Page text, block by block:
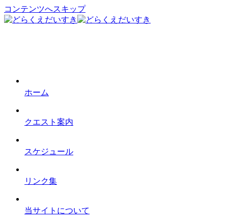
コンテンツへスキップ
ホーム
クエスト案内
スケジュール
リンク集
当サイトについて